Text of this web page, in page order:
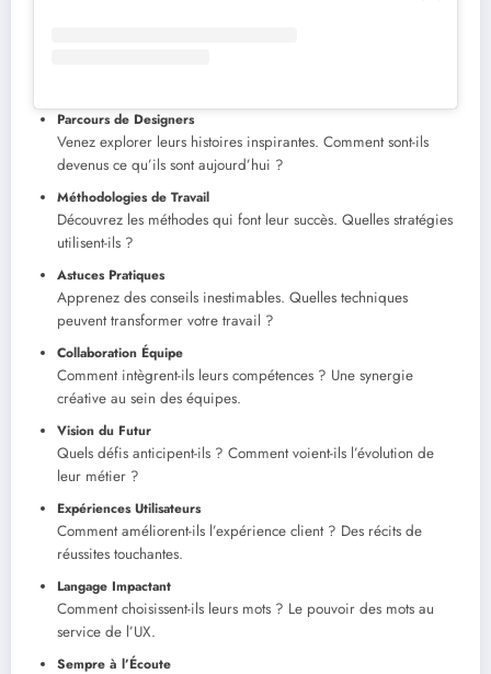
Parcours de Designers
Venez explorer leurs histoires inspirantes. Comment sont-ils
devenus ce qu’ils sont aujourd’hui ?
Méthodologies de Travail
Découvrez les méthodes qui font leur succès. Quelles stratégies
utilisent-ils ?
Astuces Pratiques
Apprenez des conseils inestimables. Quelles techniques
peuvent transformer votre travail ?
Collaboration Équipe
Comment intègrent-ils leurs compétences ? Une synergie
créative au sein des équipes.
Vision du Futur
Quels défis anticipent-ils ? Comment voient-ils l’évolution de
leur métier ?
Expériences Utilisateurs
Comment améliorent-ils l’expérience client ? Des récits de
réussites touchantes.
Langage Impactant
Comment choisissent-ils leurs mots ? Le pouvoir des mots au
service de l’UX.
Sempre à l’Écoute